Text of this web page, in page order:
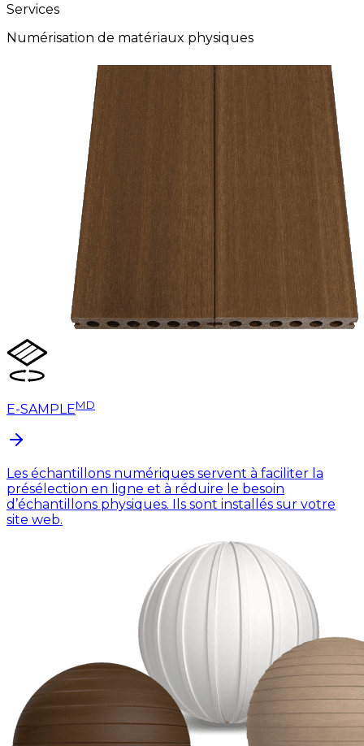
Services
Numérisation de matériaux physiques
E-SAMPLEMD
Les échantillons numériques servent à faciliter la
présélection en ligne et à réduire le besoin
d’échantillons physiques. Ils sont installés sur votre
site web.